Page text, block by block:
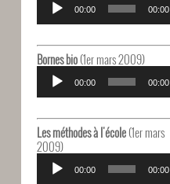
audio
00:00 00:00
Bornes bio(1er mars 2009)
Lecteur
audio
00:00 00:00
Les méthodes à l'école(1er mars
2009)
Lecteur
audio
00:00 00:00